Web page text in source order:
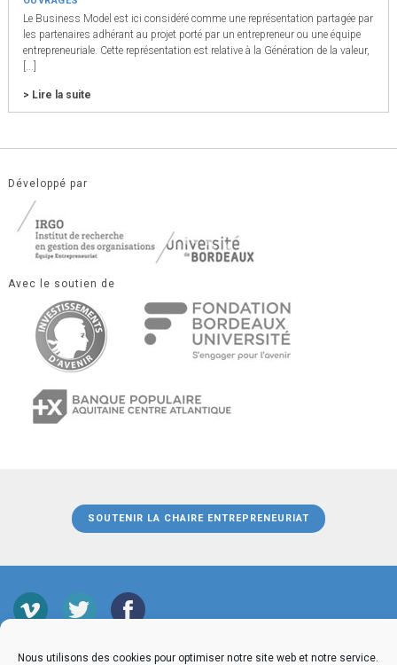
Nous utilisons des cookies pour optimiser notre site web et notre service.
Le Business Model est ici considéré comme une représentation partagée par
les partenaires adhérant au projet porté par un entrepreneur ou une équipe
entrepreneuriale. Cette représentation est relative à la Génération de la valeur,
[...]
> Lire la suite
Développé par
Avec le soutien de
SOUTENIR LA CHAIRE ENTREPRENEURIAT
MENTIONS LEGALES CGU CONTACT PRESSE